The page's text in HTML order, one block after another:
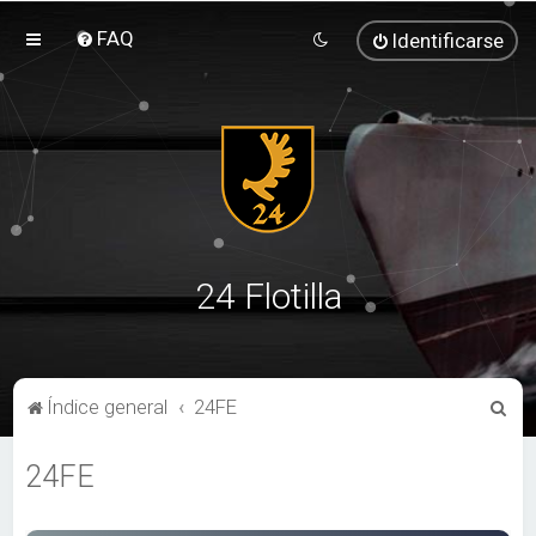
FAQ Identificarse
24 Flotilla
Índice general 24FE
24FE